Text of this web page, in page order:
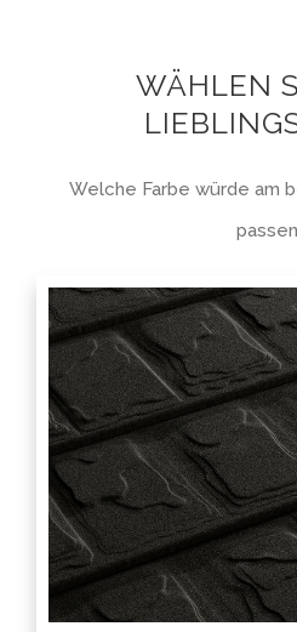
WÄHLEN
Welche Farbe würde am